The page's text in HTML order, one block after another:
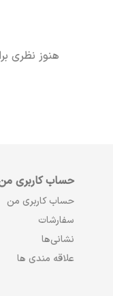
هنوز نظری
حساب کاربری
حساب کاربری من
سفارشات
نشانی‌ها
علاقه مندی ها